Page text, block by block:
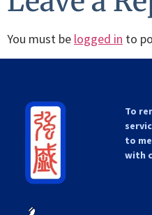
You must be logged in to
To
to
with